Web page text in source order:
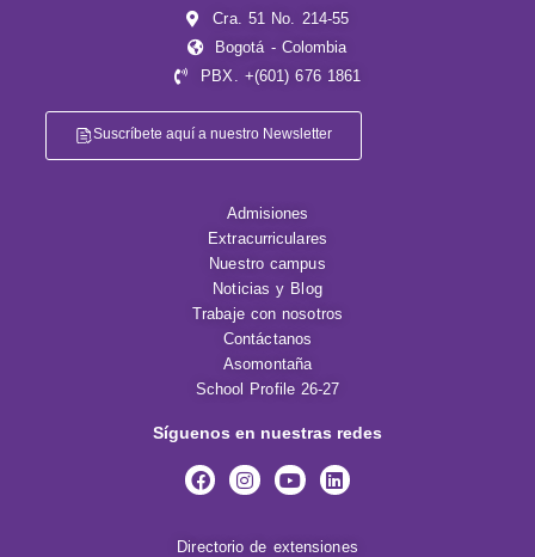
Cra. 51 No. 214-55
Bogotá - Colombia
PBX. +(601) 676 1861
Suscríbete aquí a nuestro Newsletter
Admisiones
Extracurriculares
Nuestro campus
Noticias y Blog
Trabaje con nosotros
Contáctanos
Asomontaña
School Profile 26-27
Síguenos en nuestras redes
Directorio de extensiones